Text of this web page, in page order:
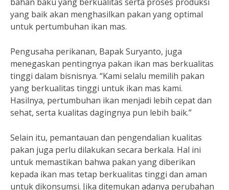
yang baik akan menghasilkan pakan yang optimal
untuk pertumbuhan ikan mas.
Pengusaha perikanan, Bapak Suryanto, juga
menegaskan pentingnya pakan ikan mas berkualitas
tinggi dalam bisnisnya. “Kami selalu memilih pakan
yang berkualitas tinggi untuk ikan mas kami.
Hasilnya, pertumbuhan ikan menjadi lebih cepat dan
sehat, serta kualitas dagingnya pun lebih baik.”
Selain itu, pemantauan dan pengendalian kualitas
pakan juga perlu dilakukan secara berkala. Hal ini
untuk memastikan bahwa pakan yang diberikan
kepada ikan mas tetap berkualitas tinggi dan aman
untuk dikonsumsi. Jika ditemukan adanya perubahan